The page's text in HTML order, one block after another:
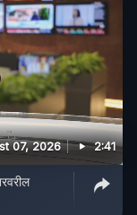
07, 2026 2:41